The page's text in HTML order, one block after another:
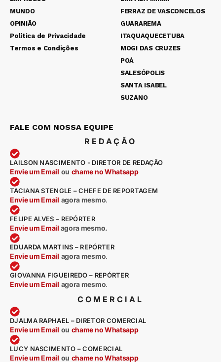
MUNDO
OPINIÃO
Política de Privacidade
Termos e Condições
FERRAZ DE VASCONCELOS
GUARAREMA
ITAQUAQUECETUBA
MOGI DAS CRUZES
POÁ
SALESÓPOLIS
SANTA ISABEL
SUZANO
FALE COM NOSSA EQUIPE
REDAÇÃO
LAILSON NASCIMENTO - DIRETOR DE REDAÇÃO
Envie um Email ou chame no Whatsapp
TACIANA STENGLE – CHEFE DE REPORTAGEM
Envie um Email agora mesmo.
FELIPE ALVES – REPÓRTER
Envie um Email agora mesmo.
EDUARDA MARTINS – REPÓRTER
Envie um Email agora mesmo.
GIOVANNA FIGUEIREDO – REPÓRTER
Envie um Email agora mesmo.
COMERCIAL
DJALMA RAPHAEL – DIRETOR COMERCIAL
Envie um Email ou chame no Whatsapp
LUCY NASCIMENTO – COMERCIAL
Envie um Email ou chame no Whatsapp